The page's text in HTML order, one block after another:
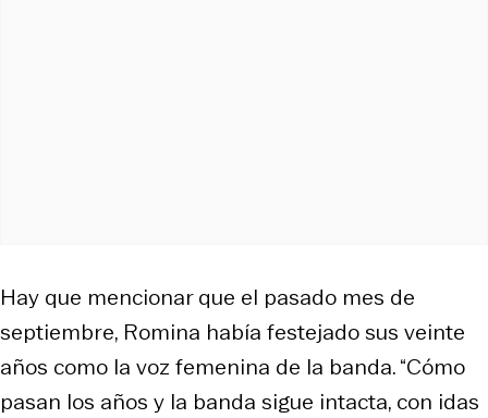
Hay que mencionar que el pasado mes de
septiembre, Romina había festejado sus veinte
años como la voz femenina de la banda. “Cómo
pasan los años y la banda sigue intacta, con idas